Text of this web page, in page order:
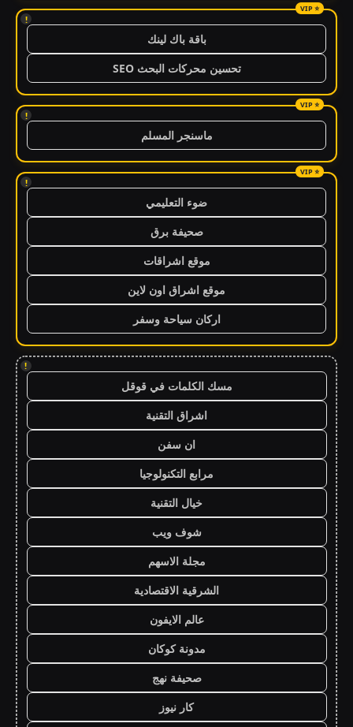
!
باقة باك لينك
تحسين محركات البحث SEO
!
ماسنجر المسلم
!
ضوء التعليمي
صحيفة برق
موقع اشراقات
موقع اشراق اون لاين
اركان سياحة وسفر
!
مسك الكلمات في قوقل
اشراق التقنية
ان سفن
مرابع التكنولوجيا
خيال التقنية
شوف ويب
مجلة الاسهم
الشرقية الاقتصادية
عالم الايفون
مدونة كوكان
صحيفة نهج
كار نيوز